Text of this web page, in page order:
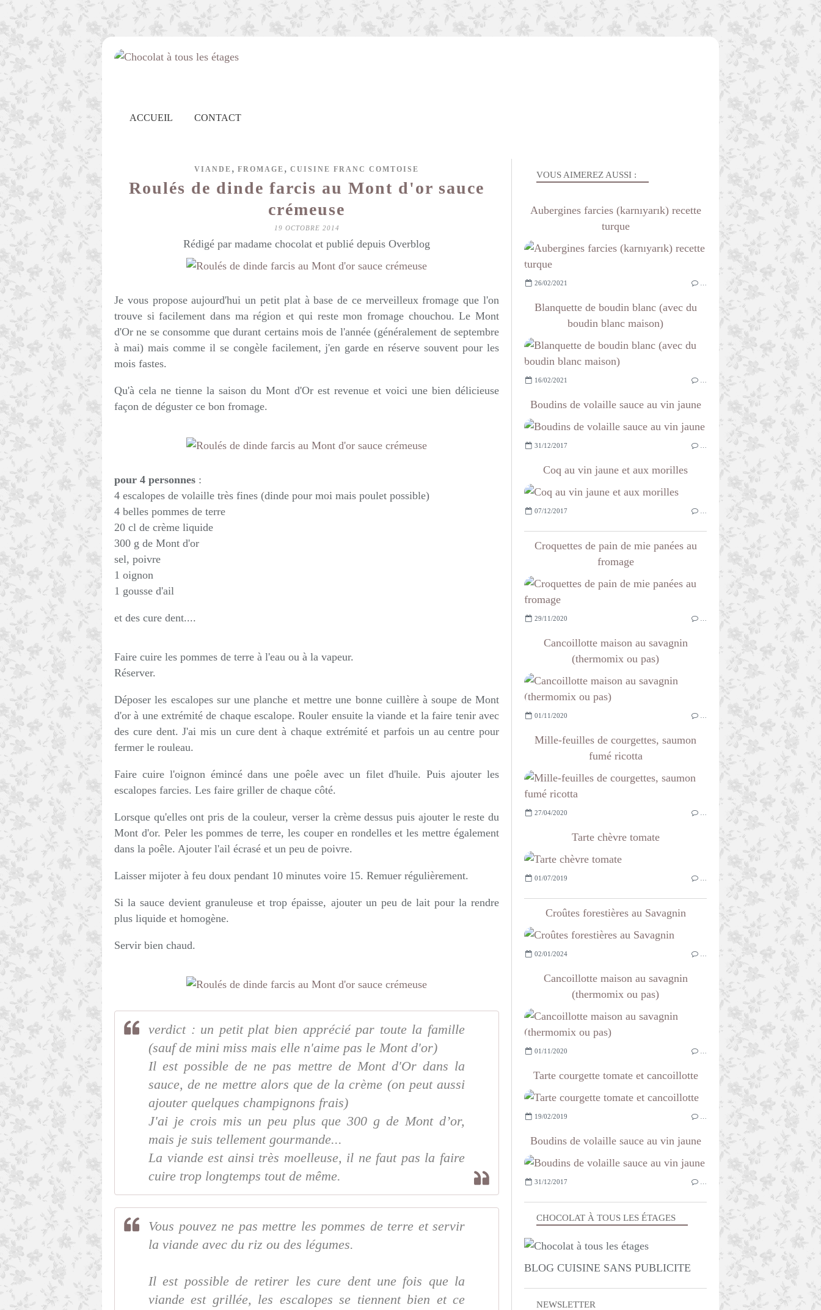
ACCUEIL CONTACT
VIANDE , FROMAGE , CUISINE FRANC COMTOISE
Roulés de dinde farcis au Mont d'or sauce
crémeuse
19 OCTOBRE 2014
Rédigé par madame chocolat et publié depuis Overblog
Je vous propose aujourd'hui un petit plat à base de ce merveilleux fromage que l'on
trouve si facilement dans ma région et qui reste mon fromage chouchou. Le Mont
d'Or ne se consomme que durant certains mois de l'année (généralement de septembre
à mai) mais comme il se congèle facilement, j'en garde en réserve souvent pour les
mois fastes.
Qu'à cela ne tienne la saison du Mont d'Or est revenue et voici une bien délicieuse
façon de déguster ce bon fromage.
pour 4 personnes :
4 escalopes de volaille très fines (dinde pour moi mais poulet possible)
4 belles pommes de terre
20 cl de crème liquide
300 g de Mont d'or
sel, poivre
1 oignon
1 gousse d'ail
et des cure dent....
Faire cuire les pommes de terre à l'eau ou à la vapeur.
Réserver.
Déposer les escalopes sur une planche et mettre une bonne cuillère à soupe de Mont
d'or à une extrémité de chaque escalope. Rouler ensuite la viande et la faire tenir avec
des cure dent. J'ai mis un cure dent à chaque extrémité et parfois un au centre pour
fermer le rouleau.
Faire cuire l'oignon émincé dans une poêle avec un filet d'huile. Puis ajouter les
escalopes farcies. Les faire griller de chaque côté.
Lorsque qu'elles ont pris de la couleur, verser la crème dessus puis ajouter le reste du
Mont d'or. Peler les pommes de terre, les couper en rondelles et les mettre également
dans la poêle. Ajouter l'ail écrasé et un peu de poivre.
Laisser mijoter à feu doux pendant 10 minutes voire 15. Remuer régulièrement.
Si la sauce devient granuleuse et trop épaisse, ajouter un peu de lait pour la rendre
plus liquide et homogène.
Servir bien chaud.
verdict : un petit plat bien apprécié par toute la famille
(sauf de mini miss mais elle n'aime pas le Mont d'or)
Il est possible de ne pas mettre de Mont d'Or dans la
sauce, de ne mettre alors que de la crème (on peut aussi
ajouter quelques champignons frais)
J'ai je crois mis un peu plus que 300 g de Mont d’or,
mais je suis tellement gourmande...
La viande est ainsi très moelleuse, il ne faut pas la faire
cuire trop longtemps tout de même.
Vous pouvez ne pas mettre les pommes de terre et servir
la viande avec du riz ou des légumes.
Il est possible de retirer les cure dent une fois que la
viande est grillée, les escalopes se tiennent bien et ce
NEWSLETTER
CHOCOLAT À TOUS LES ÉTAGES
BLOG CUISINE SANS PUBLICITE
VOUS AIMEREZ AUSSI :
Aubergines farcies (karnıyarık) recette
turque
26/02/2021
Blanquette de boudin blanc (avec du
boudin blanc maison)
16/02/2021
Boudins de volaille sauce au vin jaune
31/12/2017
Coq au vin jaune et aux morilles
07/12/2017
Croquettes de pain de mie panées au
fromage
29/11/2020
Cancoillotte maison au savagnin
(thermomix ou pas)
01/11/2020
Mille-feuilles de courgettes, saumon
fumé ricotta
27/04/2020
Tarte chèvre tomate
01/07/2019
Croûtes forestières au Savagnin
02/01/2024
Cancoillotte maison au savagnin
(thermomix ou pas)
01/11/2020
Tarte courgette tomate et cancoillotte
19/02/2019
Boudins de volaille sauce au vin jaune
31/12/2017